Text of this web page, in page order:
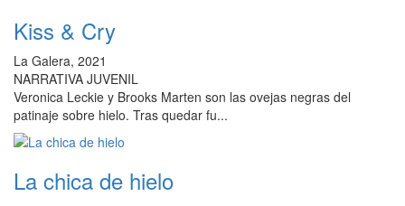
Kiss & Cry
La Galera, 2021
NARRATIVA JUVENIL
Veronica Leckie y Brooks Marten son las ovejas negras del
patinaje sobre hielo. Tras quedar fu...
La chica de hielo